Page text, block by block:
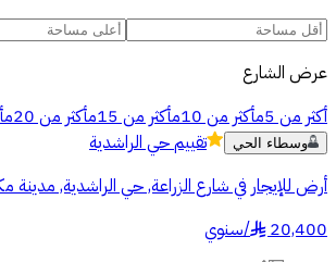
عرض الشارع
أكثر من 5م
أكثر من 10م أكثر من 15م أكثر من 20م
وسطاء الحي تقييمحي الراشدية
أرض للإيجار في شارع الزراعة, حي الراشدية,
20,400
§
/سنوي